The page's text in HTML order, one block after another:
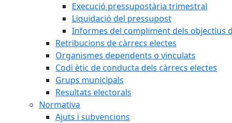
Execució pressupostària trimestral
Liquidació del pressupost
Informes del compliment dels objectius
Retribucions de càrrecs electes
Organismes dependents o vinculats
Codi ètic de conducta dels càrrecs electes
Grups municipals
Resultats electorals
Normativa
Ajuts i subvencions